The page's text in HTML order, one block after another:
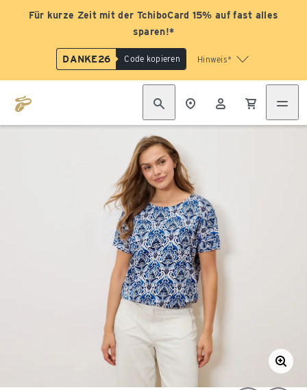
Für kurze Zeit mit der TchiboCard 15% auf fast alles
sparen!*
DANKE26 Code kopieren Hinweis*